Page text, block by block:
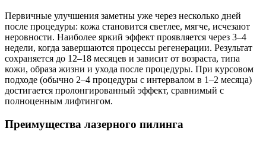
Первичные улучшения заметны уже через несколько дней
после процедуры: кожа становится светлее, мягче, исчезают
неровности. Наиболее яркий эффект проявляется через 3–4
недели, когда завершаются процессы регенерации. Результат
сохраняется до 12–18 месяцев и зависит от возраста, типа
кожи, образа жизни и ухода после процедуры. При курсовом
подходе (обычно 2–4 процедуры с интервалом в 1–2 месяца)
достигается пролонгированный эффект, сравнимый с
полноценным лифтингом.
Преимущества лазерного пилинга